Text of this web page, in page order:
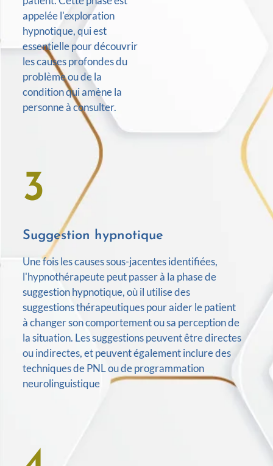
appelée l'exploration
hypnotique, qui est
essentielle pour découvrir
les causes profondes du
problème ou de la
condition qui amène la
personne à consulter.
3
Suggestion hypnotique
Une fois les causes sous-jacentes identifiées,
l'hypnothérapeute peut passer à la phase de
suggestion hypnotique, où il utilise des
suggestions thérapeutiques pour aider le patient
à changer son comportement ou sa perception de
la situation. Les suggestions peuvent être directes
ou indirectes, et peuvent également inclure des
techniques de PNL ou de programmation
neurolinguistique